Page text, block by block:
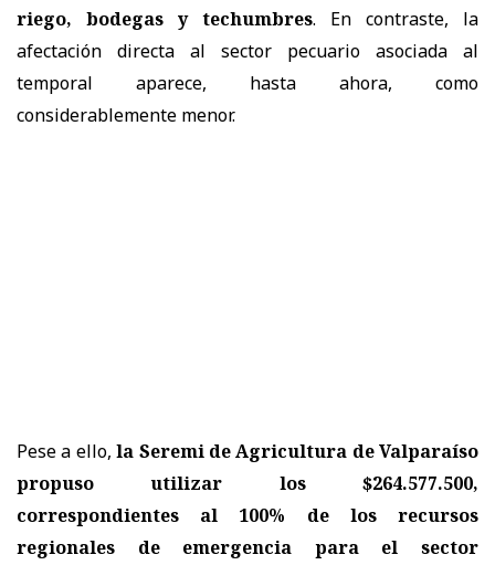
riego, bodegas y techumbres. En contraste, la
afectación directa al sector pecuario asociada al
temporal aparece, hasta ahora, como
considerablemente menor.
Pese a ello,la Seremi de Agricultura de Valparaíso
propuso utilizar los $264.577.500,
correspondientes al 100% de los recursos
regionales de emergencia para el sector